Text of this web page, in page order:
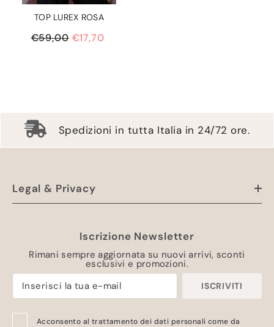
TOP LUREX ROSA
€59,00 €17,70
Spedizioni in tutta Italia in 24/72 ore.
Legal & Privacy
Iscrizione Newsletter
Rimani sempre aggiornata su nuovi arrivi, sconti
esclusivi e promozioni.
ISCRIVITI
Acconsento al trattamento dei dati personali come da